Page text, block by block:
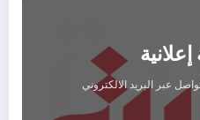
عبر البريد الالكتروني